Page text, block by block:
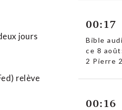
jours
relève
00:17
Bible
ce 8
2 Pierre
00:16